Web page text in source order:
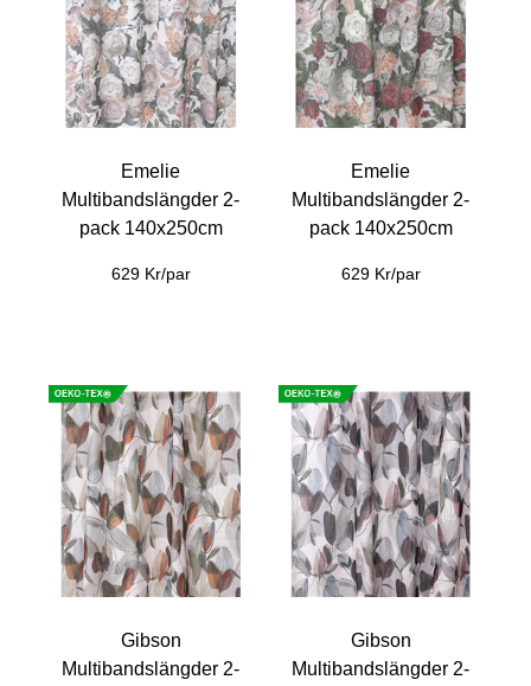
Emelie
Multibandslängder 2-
pack 140x250cm
629 Kr/par
Emelie
Multibandslängder 2-
pack 140x250cm
629 Kr/par
Gibson
Multibandslängder 2-
Gibson
Multibandslängder 2-